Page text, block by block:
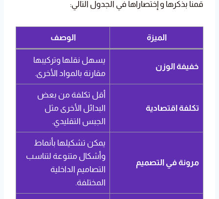
قمنا بذكرها و إختصاراها في الجدول التالي:
الميزة الوصف
خفيفة الوزن
يسهل نقلها وتركيبها
مقارنة بالمواد الأخرى.
تكلفة اقتصادية
أقل تكلفة من بعض
البدائل الأخرى مثل
الجبس التقليدي.
مرونة في التصميم
يمكن تشكيلها بأنماط
وأشكال متنوعة لتناسب
التصاميم الداخلية
المختلفة.